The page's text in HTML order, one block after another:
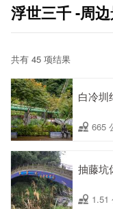
浮世三千 -周
共有 45 项结果
白冷圳
665
抽藤坑
1.51